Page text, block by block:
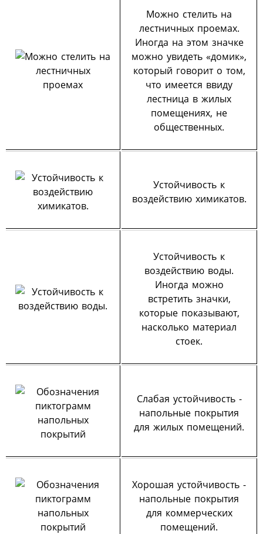
Можно стелить на
лестничных проемах.
Иногда на этом значке
можно увидеть «домик»,
который говорит о том,
что имеется ввиду
лестница в жилых
помещениях, не
общественных.
Устойчивость к
воздействию химикатов.
Устойчивость к
воздействию воды.
Иногда можно
встретить значки,
которые показывают,
насколько материал
стоек.
Слабая устойчивость -
напольные покрытия
для жилых помещений.
Хорошая устойчивость -
напольные покрытия
для коммерческих
помещений.